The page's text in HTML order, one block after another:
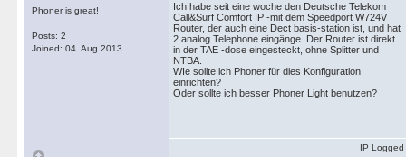
Phoner is great!
Posts: 2
Joined: 04. Aug 2013
Ich habe seit eine woche den Deutsche Telekom
Call&Surf Comfort IP -mit dem Speedport W724V
Router, der auch eine Dect basis-station ist, und hat
2 analog Telephone eingänge. Der Router ist direkt
in der TAE -dose eingesteckt, ohne Splitter und
NTBA.
WIe sollte ich Phoner für dies Konfiguration
einrichten?
Oder sollte ich besser Phoner Light benutzen?
IP Logged